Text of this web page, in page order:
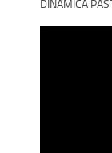
DINÁMICA